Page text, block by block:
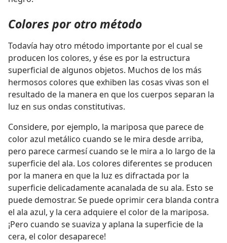
Colores por otro método
Todavía hay otro método importante por el cual se
producen los colores, y ése es por la estructura
superficial de algunos objetos. Muchos de los más
hermosos colores que exhiben las cosas vivas son el
resultado de la manera en que los cuerpos separan la
luz en sus ondas constitutivas.
Considere, por ejemplo, la mariposa que parece de
color azul metálico cuando se le mira desde arriba,
pero parece carmesí cuando se le mira a lo largo de la
superficie del ala. Los colores diferentes se producen
por la manera en que la luz es difractada por la
superficie delicadamente acanalada de su ala. Esto se
puede demostrar. Se puede oprimir cera blanda contra
el ala azul, y la cera adquiere el color de la mariposa.
¡Pero cuando se suaviza y aplana la superficie de la
cera, el color desaparece!